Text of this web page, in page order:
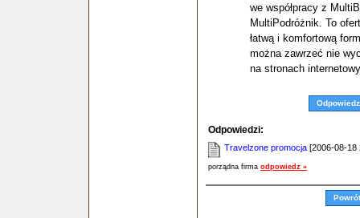
we współpracy z
MultiPodróżnik. To
łatwą i komfortową
można zawrzeć nie
na stronach
Odpowiedz
Odpowiedzi:
Travelzone promocja [2006-08-18
porządna firma odpowiedz »